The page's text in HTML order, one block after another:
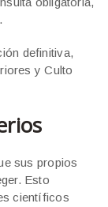
definitiva,
y Culto
sus propios
Esto
científicos